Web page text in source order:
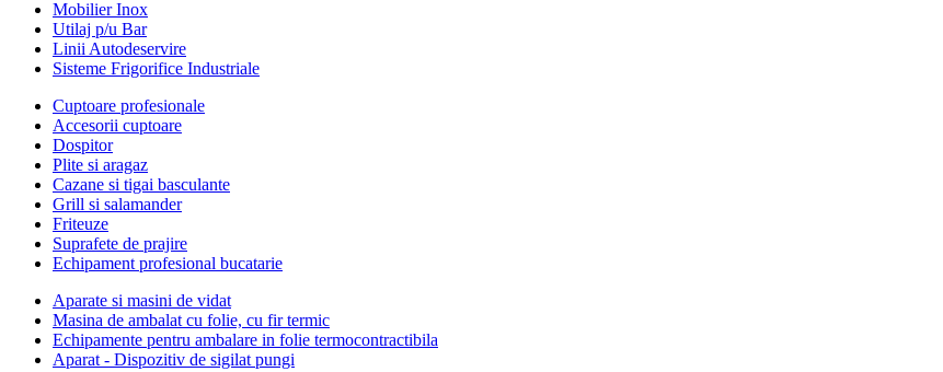
Mobilier Inox
Utilaj p/u Bar
Linii Autodeservire
Sisteme Frigorifice Industriale
Cuptoare profesionale
Accesorii cuptoare
Dospitor
Plite si aragaz
Cazane si tigai basculante
Grill si salamander
Friteuze
Suprafete de prajire
Echipament profesional bucatarie
Aparate si masini de vidat
Masina de ambalat cu folie, cu fir termic
Echipamente pentru ambalare in folie termocontractibila
Aparat - Dispozitiv de sigilat pungi